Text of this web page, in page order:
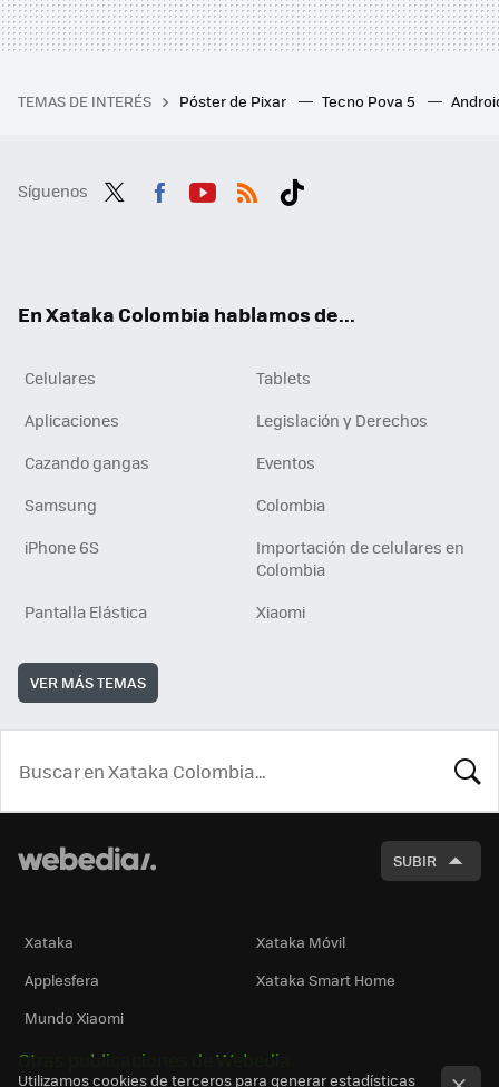
TEMAS DE INTERÉS Póster de Pixar Tecno Pova 5
Síguenos
En Xataka Colombia hablamos de...
Celulares
Tablets
Aplicaciones
Legislación y Derechos
Cazando gangas
Eventos
Samsung
Colombia
iPhone 6S
Importación de celulares en
Colombia
Pantalla Elástica
Xiaomi
VER MÁS TEMAS
SUBIR
Xataka
Xataka Móvil
Applesfera
Xataka Smart Home
Mundo Xiaomi
Otras publicaciones de Webedia
Utilizamos cookies de terceros para generar estadísticas